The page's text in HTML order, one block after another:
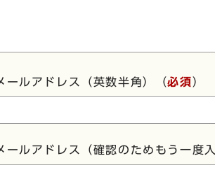
ールアドレス（英数半角）（必須）
ールアドレス（確認のためもう一度